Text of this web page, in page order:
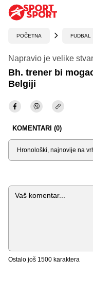
POČETNA FUDBAL
Napravio je velike
Bh. trener bi
Belgiji
KOMENTARI (0)
Sortiraj
Komentar
Ostalo još 1500 karaktera